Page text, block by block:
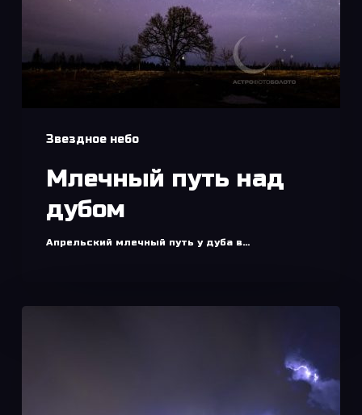
Звездное небо
Млечный путь над
дубом
Апрельский млечный путь у дуба в…